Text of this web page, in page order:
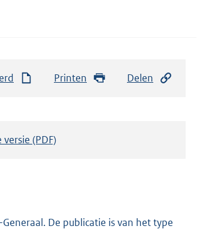
Printen Delen
(PDF)
De publicatie is van het type